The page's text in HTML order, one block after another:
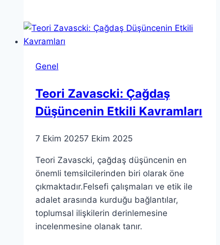
Erdoğan’dan
Açıklama
Genel
Teori Zavascki: Çağdaş
Düşüncenin Etkili Kavramları
7 Ekim 20257 Ekim 2025
Teori Zavascki, çağdaş düşüncenin en
önemli temsilcilerinden biri olarak öne
çıkmaktadır.Felsefi çalışmaları ve etik ile
adalet arasında kurduğu bağlantılar,
toplumsal ilişkilerin derinlemesine
incelenmesine olanak tanır.